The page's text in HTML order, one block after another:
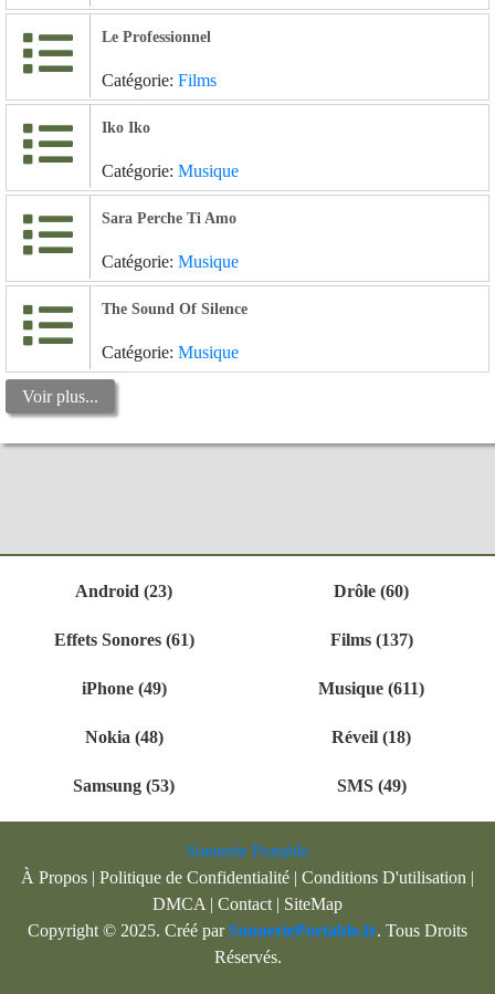
Le Professionnel
Catégorie: Films
Iko Iko
Catégorie: Musique
Sara Perche Ti Amo
Catégorie: Musique
The Sound Of Silence
Catégorie: Musique
Voir plus...
Android (23) Drôle (60)
Effets Sonores (61) Films (137)
iPhone (49) Musique (611)
Nokia (48) Réveil (18)
Samsung (53) SMS (49)
Sonnerie Portable
À Propos | Politique de Confidentialité | Conditions D'utilisation |
DMCA | Contact | SiteMap
Copyright © 2025. Créé parSonneriePortable.fr. Tous Droits
Réservés.